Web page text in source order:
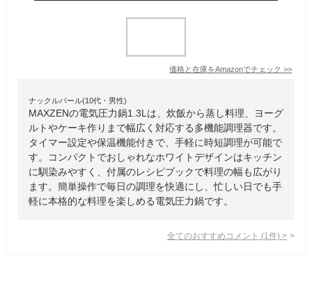
価格と在庫をAmazonでチェック >>
ナックルバール(10代・男性)
MAXZENの電気圧力鍋1.3Lは、炊飯から蒸し料理、ヨーグ
ルトやケーキ作りまで幅広く対応する多機能調理器です。
タイマー設定や保温機能付きで、手軽に時短調理が可能で
す。コンパクトでおしゃれなホワイトデザインはキッチン
に馴染みやすく、付属のレシピブックで料理の幅も広がり
ます。簡単操作で毎日の調理を快適にし、忙しい日でも手
軽に本格的な料理を楽しめる電気圧力鍋です。
全てのおすすめコメント (1 件) >